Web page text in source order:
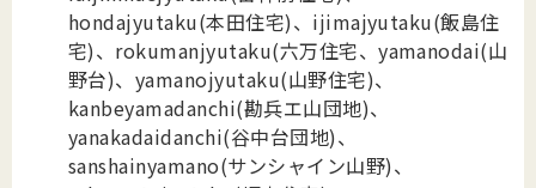
hondajyutaku(本田住宅)、ijimajyutaku(飯島住
宅)、rokumanjyutaku(六万住宅、yamanodai(山
野台)、yamanojyutaku(山野住宅)、
kanbeyamadanchi(勘兵エ山団地)、
yanakadaidanchi(谷中台団地)、
sanshainyamano(サンシャイン山野)、